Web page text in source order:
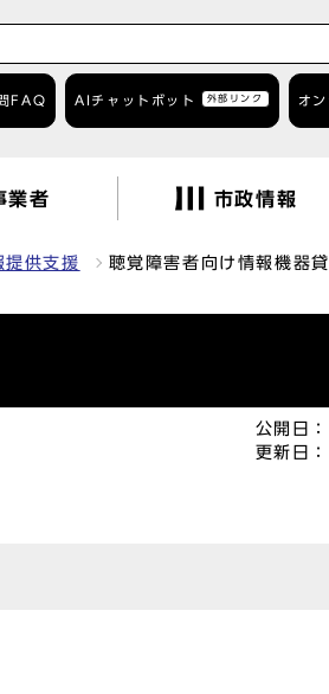
FAQ AIチャットボット 外部リンク オ
業者 市政情報
提供支援 聴覚障害者向け情報機器
公開日：
更新日：